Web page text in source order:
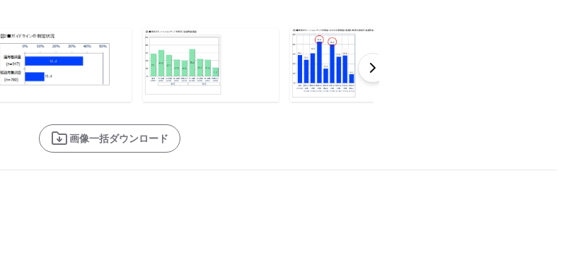
画像一括ダウンロード